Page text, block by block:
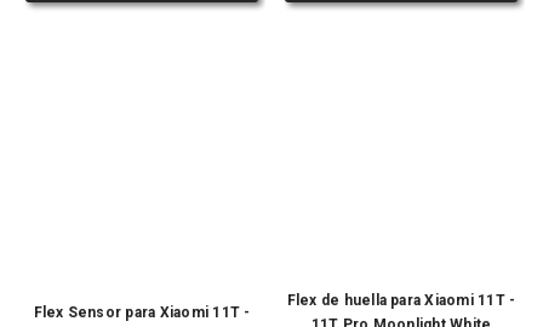
Flex Sensor para Xiaomi 11T -
Flex de huella para Xiaomi 11T -